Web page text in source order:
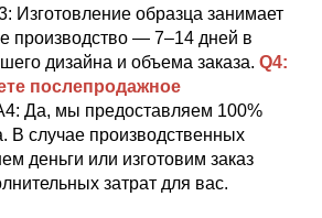
Изготовление образца занимает
производство — 7–14 дней в
дизайна и объема заказа.
послепродажное
Да, мы предоставляем 100%
В случае производственных
деньги или изготовим заказ
затрат для вас.